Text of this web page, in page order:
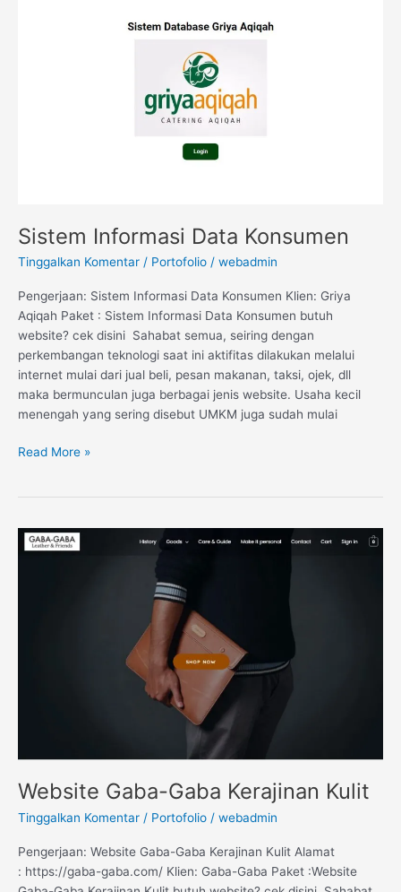
Sistem Informasi Data Konsumen
Tinggalkan Komentar / Portofolio / webadmin
Pengerjaan: Sistem Informasi Data Konsumen Klien: Griya
Aqiqah Paket : Sistem Informasi Data Konsumen butuh
website? cek disini Sahabat semua, seiring dengan
perkembangan teknologi saat ini aktifitas dilakukan melalui
internet mulai dari jual beli, pesan makanan, taksi, ojek, dll
maka bermunculan juga berbagai jenis website. Usaha kecil
menengah yang sering disebut UMKM juga sudah mulai
Read More »
Website Gaba-Gaba Kerajinan Kulit
Tinggalkan Komentar / Portofolio / webadmin
Pengerjaan: Website Gaba-Gaba Kerajinan Kulit Alamat
: https://gaba-gaba.com/ Klien: Gaba-Gaba Paket :Website
Website